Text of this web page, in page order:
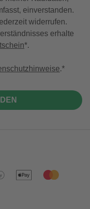
einverstanden.
widerrufen.
erhalte
*.
.